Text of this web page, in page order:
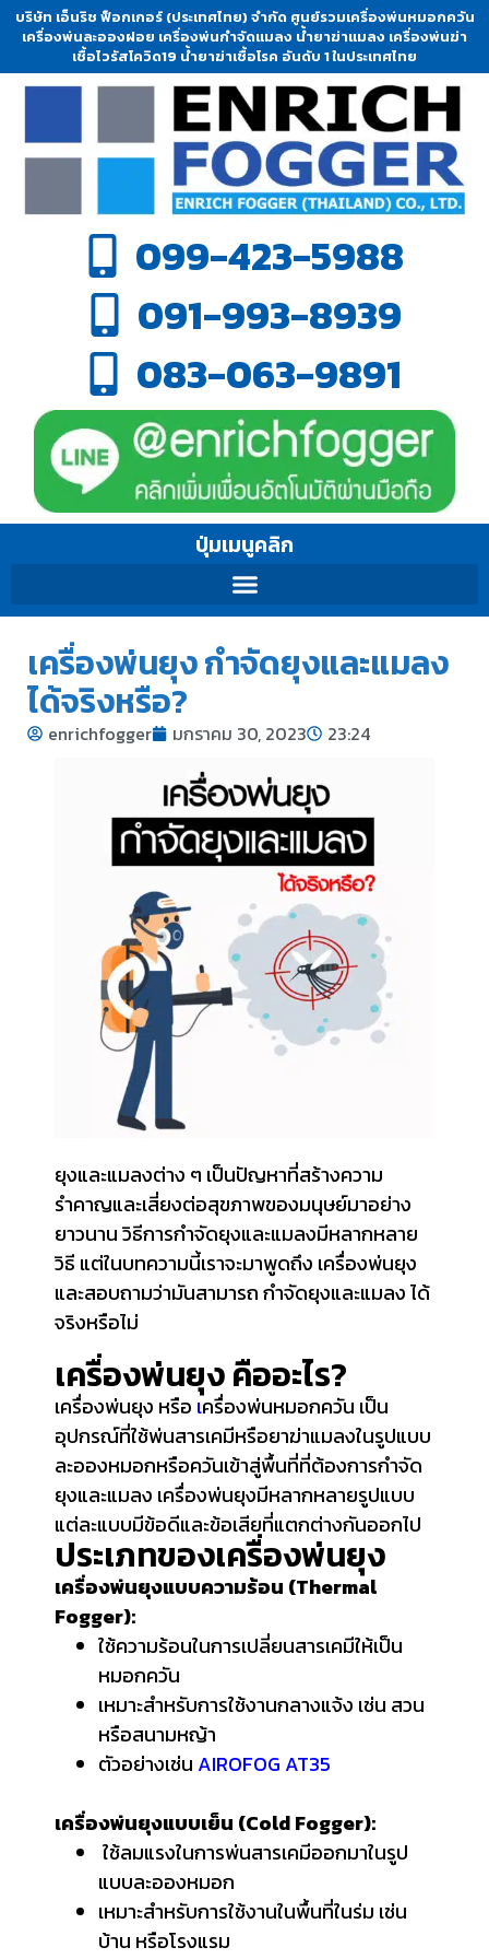
บริษัท เอ็นริช ฟ็อกเกอร์ (ประเทศไทย) จำกัด ศูนย์รวมเครื่องพ่นหมอกควัน
เครื่องพ่นละอองฝอย เครื่องพ่นกำจัดแมลง น้ำยาฆ่าแมลง เครื่องพ่นฆ่า
เชื้อไวรัสโควิด19 น้ำยาฆ่าเชื้อโรค อันดับ 1 ในประเทศไทย
099-423-5988
091-993-8939
083-063-9891
ปุ่มเมนูคลิก
เครื่องพ่นยุง กำจัดยุงและแมลง
ได้จริงหรือ?
enrichfogger มกราคม 30, 2023 23:24
ยุงและแมลงต่าง ๆ เป็นปัญหาที่สร้างความ
รำคาญและเสี่ยงต่อสุขภาพของมนุษย์มาอย่าง
ยาวนาน วิธีการกำจัดยุงและแมลงมีหลากหลาย
วิธี แต่ในบทความนี้เราจะมาพูดถึง เครื่องพ่นยุง
และสอบถามว่ามันสามารถ กำจัดยุงและแมลง ได้
จริงหรือไม่
เครื่องพ่นยุง คืออะไร?
เครื่องพ่นยุง หรือ เครื่องพ่นหมอกควัน เป็น
อุปกรณ์ที่ใช้พ่นสารเคมีหรือยาฆ่าแมลงในรูปแบบ
ละอองหมอกหรือควันเข้าสู่พื้นที่ที่ต้องการกำจัด
ยุงและแมลง เครื่องพ่นยุงมีหลากหลายรูปแบบ
แต่ละแบบมีข้อดีและข้อเสียที่แตกต่างกันออกไป
ประเภทของเครื่องพ่นยุง
เครื่องพ่นยุงแบบความร้อน (Thermal
Fogger):
ใช้ความร้อนในการเปลี่ยนสารเคมีให้เป็น
หมอกควัน
เหมาะสำหรับการใช้งานกลางแจ้ง เช่น สวน
หรือสนามหญ้า
ตัวอย่างเช่น AIROFOG AT35
เครื่องพ่นยุงแบบเย็น (Cold Fogger):
ใช้ลมแรงในการพ่นสารเคมีออกมาในรูป
แบบละอองหมอก
เหมาะสำหรับการใช้งานในพื้นที่ในร่ม เช่น
บ้าน หรือโรงแรม